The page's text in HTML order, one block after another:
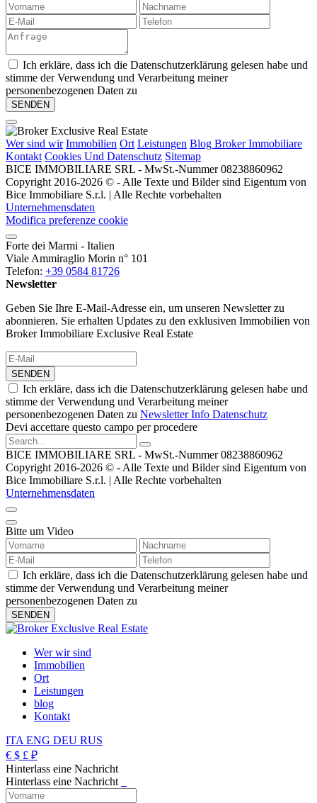
Ich erkläre, dass ich die Datenschutzerklärung gelesen habe und
stimme der Verwendung und Verarbeitung meiner
personenbezogenen Daten zu
Wer sind wir Immobilien Ort Leistungen Blog Broker Immobiliare
Kontakt Cookies Und Datenschutz Sitemap
BICE IMMOBILIARE SRL - MwSt.-Nummer 08238860962
Copyright 2016-2026 © - Alle Texte und Bilder sind Eigentum von
Bice Immobiliare S.r.l. | Alle Rechte vorbehalten
Unternehmensdaten
Modifica preferenze cookie
Forte dei Marmi - Italien
Viale Ammiraglio Morin n° 101
Telefon: +39 0584 81726
Newsletter
Geben Sie Ihre E-Mail-Adresse ein, um unseren Newsletter zu
abonnieren. Sie erhalten Updates zu den exklusiven Immobilien von
Broker Immobiliare Exclusive Real Estate
SENDEN
Ich erkläre, dass ich die Datenschutzerklärung gelesen habe und
stimme der Verwendung und Verarbeitung meiner
personenbezogenen Daten zu Newsletter Info Datenschutz
Devi accettare questo campo per procedere
BICE IMMOBILIARE SRL - MwSt.-Nummer 08238860962
Copyright 2016-2026 © - Alle Texte und Bilder sind Eigentum von
Bice Immobiliare S.r.l. | Alle Rechte vorbehalten
Unternehmensdaten
Bitte um Video
Ich erkläre, dass ich die Datenschutzerklärung gelesen habe und
stimme der Verwendung und Verarbeitung meiner
personenbezogenen Daten zu
Wer wir sind
Immobilien
Ort
Leistungen
blog
Kontakt
ITA ENG DEU RUS
€ $ £ ₽
Hinterlass eine Nachricht
Hinterlass eine Nachricht